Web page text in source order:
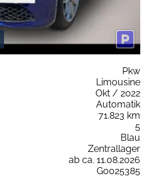
Pkw
Limousine
Okt / 2022
Automatik
71.823 km
5
Blau
Zentrallager
ab ca. 11.08.2026
G0025385